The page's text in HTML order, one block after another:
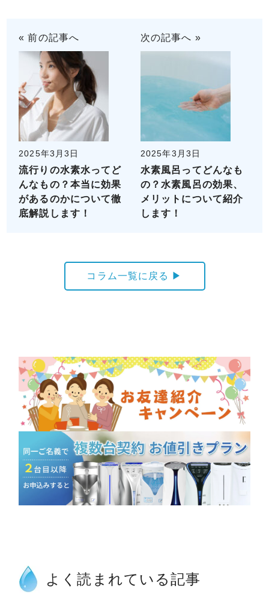
« 前の記事へ
2025年3月3日
流行りの水素水ってど
んなもの？本当に効果
があるのかについて徹
底解説します！
次の記事へ »
2025年3月3日
水素風呂ってどんなも
の？水素風呂の効果、
メリットについて紹介
します！
コラム一覧に戻る ▶
よく読まれている記事